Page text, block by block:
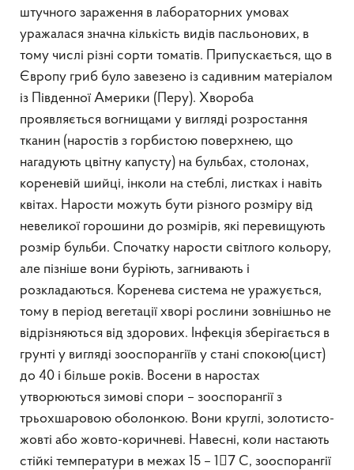
штучного зараження в лабораторних умовах
уражалася значна кількість видів пасльонових, в
тому числі різні сорти томатів. Припускається, що в
Європу гриб було завезено із садивним матеріалом
із Південної Америки (Перу). Хвороба
проявляється вогнищами у вигляді розростання
тканин (наростів з горбистою поверхнею, що
нагадують цвітну капусту) на бульбах, столонах,
кореневій шийці, інколи на стеблі, листках і навіть
квітах. Нарости можуть бути різного розміру від
невеликої горошини до розмірів, які перевищують
розмір бульби. Спочатку нарости світлого кольору,
але пізніше вони буріють, загнивають і
розкладаються. Коренева система не уражується,
тому в період вегетації хворі рослини зовнішньо не
відрізняються від здорових. Інфекція зберігається в
грунті у вигляді зооспорангіїв у стані спокою(цист)
до 40 і більше років. Восени в наростах
утворюються зимові спори – зооспорангії з
трьохшаровою оболонкою. Вони круглі, золотисто-
жовті або жовто-коричневі. Навесні, коли настають
стійкі температури в межах 15 – 17ْ С, зооспорангії